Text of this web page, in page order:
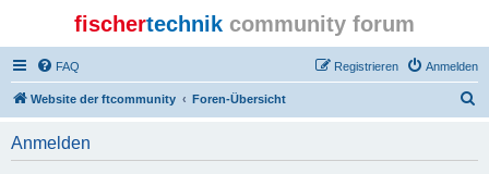
fischertechnik community forum
FAQ Anmelden
Registrieren
Website der ftcommunity Foren-Übersicht
Anmelden